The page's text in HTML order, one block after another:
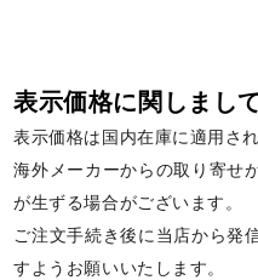
表示価格に関しまし
表示価格は国内在庫に適用さ
海外メーカーからの取り寄せ
が生ずる場合がございます。
ご注文手続き後に当店から発
すようお願いいたします。